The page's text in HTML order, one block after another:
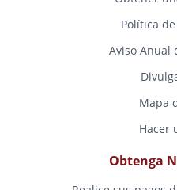
Política
Aviso Anual
Mapa
Hacer
Obtenga